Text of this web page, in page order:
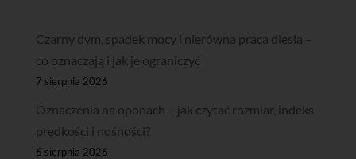
Czarny dym, spadek mocy i nierówna praca diesla –
co oznaczają i jak je ograniczyć
7 sierpnia 2026
Oznaczenia na oponach – jak czytać rozmiar, indeks
prędkości i nośności?
6 sierpnia 2026